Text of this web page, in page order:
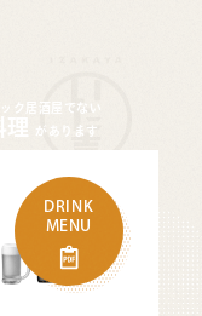
ク居酒屋でない
理 があります
DRINK
MENU